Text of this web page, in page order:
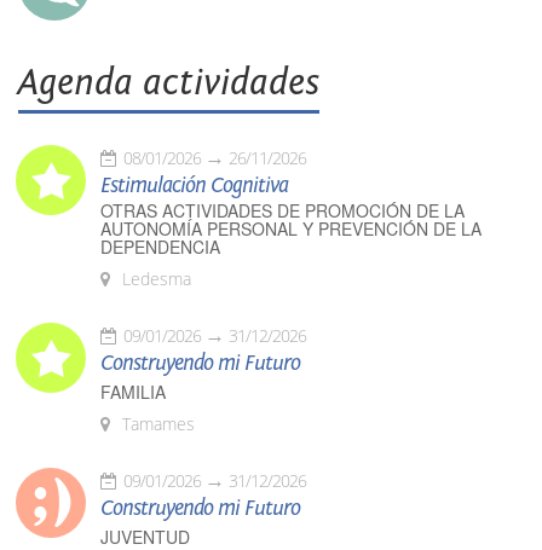
Agenda actividades
08/01/2026 26/11/2026
Estimulación Cognitiva
OTRAS ACTIVIDADES DE PROMOCIÓN DE LA
AUTONOMÍA PERSONAL Y PREVENCIÓN DE LA
DEPENDENCIA
Ledesma
09/01/2026 31/12/2026
Construyendo mi Futuro
FAMILIA
Tamames
09/01/2026 31/12/2026
Construyendo mi Futuro
JUVENTUD